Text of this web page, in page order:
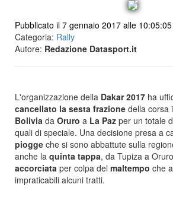
Pubblicato il 7 gennaio 2017 alle 10:05:05
Categoria: Rally
Autore: Redazione Datasport.it
L'organizzazione della Dakar 2017 ha
cancellato la sesta frazione della corsa
Bolivia da Oruro a La Paz per un totale
quali di speciale. Una decisione presa a
piogge che si sono abbattute sulla
anche la quinta tappa, da Tupiza a
accorciata per colpa del maltempo che
impraticabili alcuni tratti.